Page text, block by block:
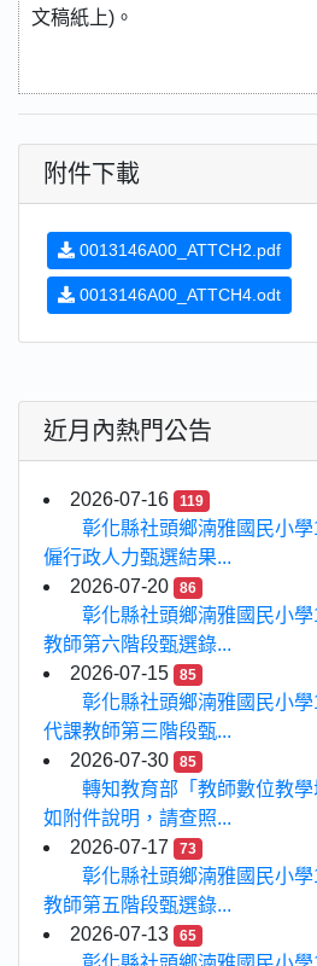
文稿紙上)。
附件下載
0013146A00_ATTCH2.pdf
0013146A00_ATTCH4.odt
近月內熱門公告
2026-07-16 119
彰化縣社頭鄉湳雅國民小學
僱行政人力甄選結果...
2026-07-20
86
彰化縣社頭鄉湳雅國民小
教師第六階段甄選錄...
2026-07-15
85
彰化縣社頭鄉湳雅國民小
代課教師第三階段甄...
2026-07-30
85
轉知教育部「教師數位教
如附件說明，請查照...
2026-07-17
73
彰化縣社頭鄉湳雅國民小
教師第五階段甄選錄...
2026-07-13
65